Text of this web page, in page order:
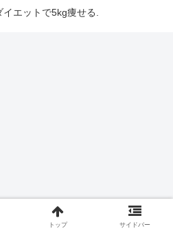
エットで5kg痩せる.
トップ サイドバー